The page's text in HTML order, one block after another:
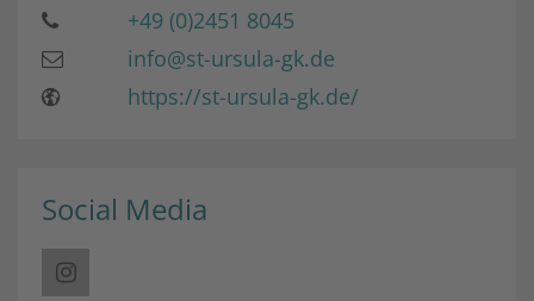
+49 (0)2451 8045
info@st-ursula-gk.de
https://st-ursula-gk.de/
Social Media